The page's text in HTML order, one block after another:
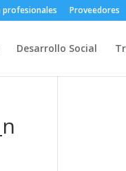
profesionales Proveedores
Desarrollo Social